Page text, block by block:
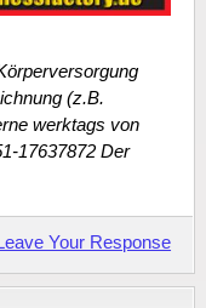
(z.B.
werktags von
17637872 Der
Your Response